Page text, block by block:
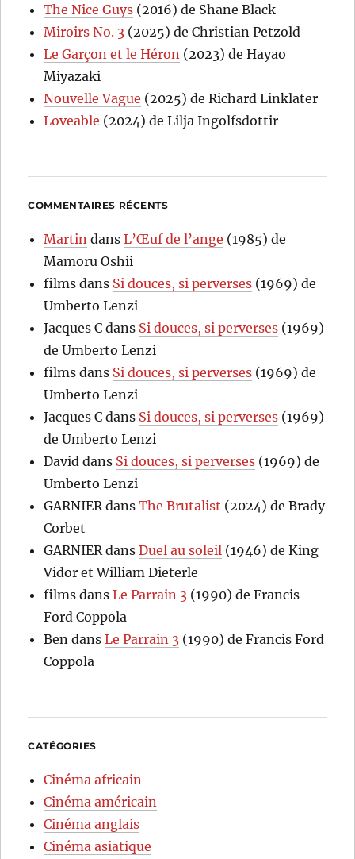
The Nice Guys (2016) de Shane Black
Miroirs No. 3 (2025) de Christian Petzold
Le Garçon et le Héron (2023) de Hayao
Miyazaki
Nouvelle Vague (2025) de Richard Linklater
Loveable (2024) de Lilja Ingolfsdottir
COMMENTAIRES RÉCENTS
Martin dansL’Œuf de l’ange (1985) de
Mamoru Oshii
films dans Si douces, si perverses (1969) de
Umberto Lenzi
Jacques C dans Si douces, si perverses (1969)
de Umberto Lenzi
films dans Si douces, si perverses (1969) de
Umberto Lenzi
Jacques C dans Si douces, si perverses (1969)
de Umberto Lenzi
David dans Si douces, si perverses (1969) de
Umberto Lenzi
GARNIER dansThe Brutalist (2024) de Brady
Corbet
GARNIER dansDuel au soleil (1946) de King
Vidor et William Dieterle
films dansLe Parrain 3 (1990) de Francis
Ford Coppola
Ben dansLe Parrain 3 (1990) de Francis Ford
Coppola
CATÉGORIES
Cinéma africain
Cinéma américain
Cinéma anglais
Cinéma asiatique